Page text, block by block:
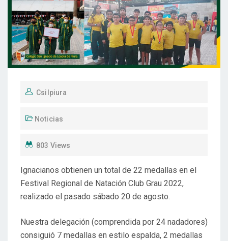
Csilpiura
Noticias
803 Views
Ignacianos obtienen un total de 22 medallas en el
Festival Regional de Natación Club Grau 2022,
realizado el pasado sábado 20 de agosto.
Nuestra delegación (comprendida por 24 nadadores)
consiguió 7 medallas en estilo espalda, 2 medallas